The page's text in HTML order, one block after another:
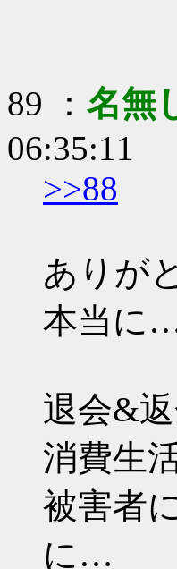
89 ： 名無
06:35:11
>>88
ありが
本当に
退会&
消費生
被害者
に…